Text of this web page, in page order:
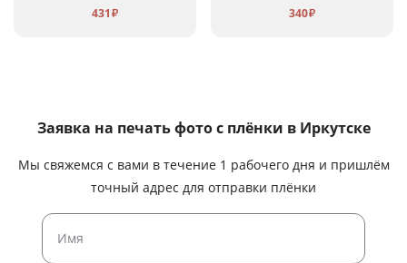
431 ₽
340₽
Заявка на печать фото с плёнки в Иркутске
Мы свяжемся с вами в течение 1 рабочего дня и пришлём
точный адрес для отправки плёнки